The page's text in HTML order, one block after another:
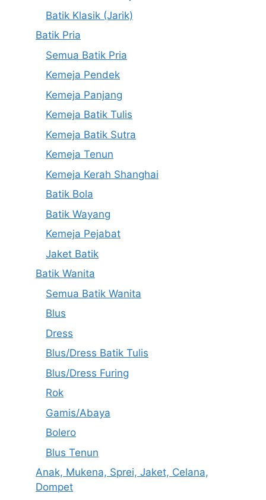
Batik Klasik (Jarik)
Batik Pria
Semua Batik Pria
Kemeja Pendek
Kemeja Panjang
Kemeja Batik Tulis
Kemeja Batik Sutra
Kemeja Tenun
Kemeja Kerah Shanghai
Batik Bola
Batik Wayang
Kemeja Pejabat
Jaket Batik
Batik Wanita
Semua Batik Wanita
Blus
Dress
Blus/Dress Batik Tulis
Blus/Dress Furing
Rok
Gamis/Abaya
Bolero
Blus Tenun
Anak, Mukena, Sprei, Jaket, Celana,
Dompet